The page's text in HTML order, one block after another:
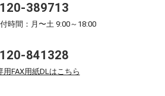
389713
時間：月〜土 9:00～18:00
841328
用FAX用紙DLはこちら